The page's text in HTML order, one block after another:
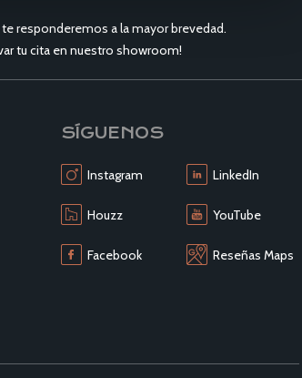
responderemos a la mayor brevedad.
tu cita en nuestro showroom!
SÍGUENOS
Instagram
Houzz
Facebook
LinkedIn
YouTube
Reseñas Maps